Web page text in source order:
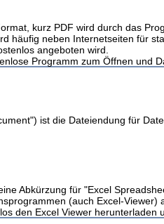
kurz PDF wird durch das
häufig neben Internetseiten für
angeboten wird.
Programm zum Öffnen und
ist die Dateiendung für
Abkürzung für "Excel
(auch Excel-Viewer)
den Excel Viewer herunterladen